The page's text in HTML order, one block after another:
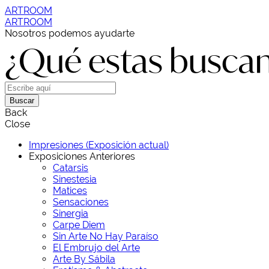
ARTROOM
ARTROOM
Nosotros podemos ayudarte
¿Qué estas
Buscar
Back
Close
Impresiones (Exposición actual)
Exposiciones Anteriores
Catarsis
Sinestesia
Matices
Sensaciones
Sinergia
Carpe Diem
Sin Arte No Hay Paraíso
El Embrujo del Arte
Arte By Sábila